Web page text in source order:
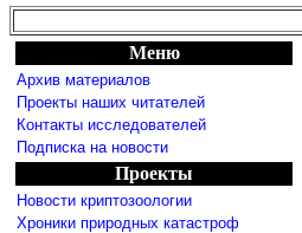
Меню
Архив материалов
Проекты наших читателей
Контакты исследователей
Подписка на новости
Проекты
Новости криптозоологии
Хроники природных катастроф